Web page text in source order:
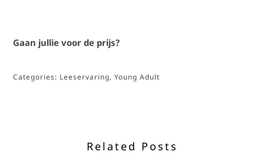
Gaan jullie voor de prijs?
Categories: Leeservaring,Young Adult
Related Posts